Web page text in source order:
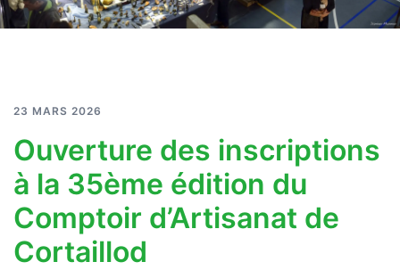
23 MARS 2026
Ouverture des inscriptions
à la 35ème édition du
Comptoir d’Artisanat de
Cortaillod